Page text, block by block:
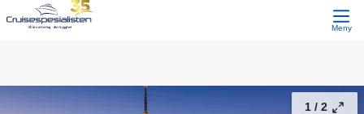
Meny
Fortsett
1 / 2